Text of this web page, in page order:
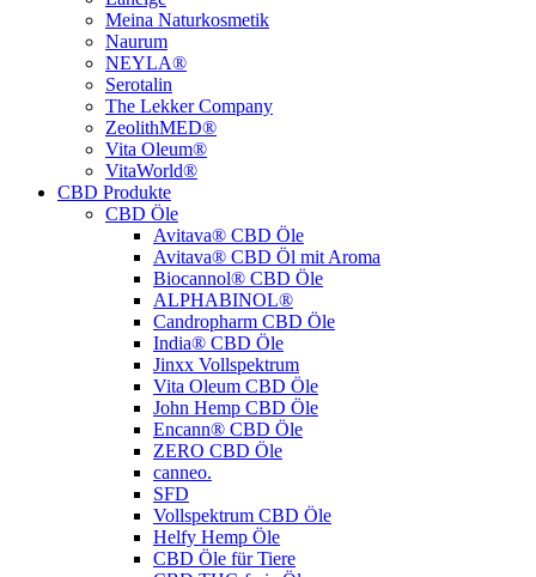
Meina Naturkosmetik
Naurum
NEYLA®
Serotalin
The Lekker Company
ZeolithMED®
Vita Oleum®
VitaWorld®
CBD Produkte
CBD Öle
Avitava® CBD Öle
Avitava® CBD Öl mit Aroma
Biocannol® CBD Öle
ALPHABINOL®
Candropharm CBD Öle
India® CBD Öle
Jinxx Vollspektrum
Vita Oleum CBD Öle
John Hemp CBD Öle
Encann® CBD Öle
ZERO CBD Öle
canneo.
SFD
Vollspektrum CBD Öle
Helfy Hemp Öle
CBD Öle für Tiere